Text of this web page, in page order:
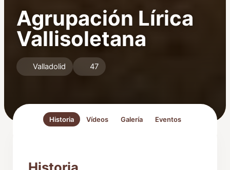
Agrupación Lírica
Vallisoletana
Valladolid 47
Historia Vídeos Galería Eventos